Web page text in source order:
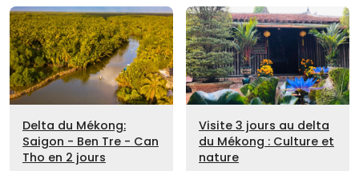
Delta du Mékong:
Saigon - Ben Tre - Can
Tho en 2 jours
Visite 3 jours au delta
du Mékong : Culture et
nature